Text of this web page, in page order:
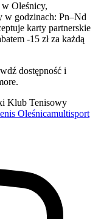
Oleśnicy,
w godzinach: Pn–Nd
karty partnerskie
-15 zł za każdą
dostępność i
Klub Tenisowy
Oleśnicamultisport